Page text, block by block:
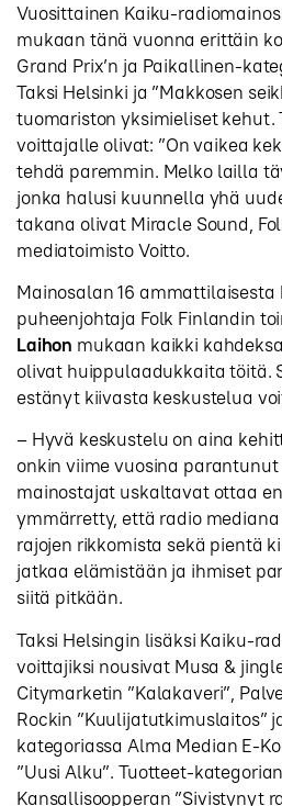
Vuosittainen Kaiku-
mukaan tänä vuonna erittäin
Grand Prix’n ja Paikallinen-
Taksi Helsinki ja ”Makkosen
tuomariston yksimieliset kehut.
voittajalle olivat: ”On vaikea
tehdä paremmin. Melko lailla
jonka halusi kuunnella yhä
takana olivat Miracle Sound,
mediatoimisto Voitto.
Mainosalan 16
puheenjohtaja Folk Finlandin
Laihon mukaan kaikki
olivat huippulaadukkaita töitä.
estänyt kiivasta keskustelua
– Hyvä keskustelu on aina
onkin viime vuosina parantunut
mainostajat uskaltavat ottaa
ymmärretty, että radio
rajojen rikkomista sekä pientä
jatkaa elämistään ja ihmiset
siitä pitkään.
Taksi Helsingin lisäksi Kaiku-
voittajiksi nousivat Musa &
Citymarketin ”Kalakaveri”,
Rockin ”Kuulijatutkimuslaitos”
kategoriassa Alma Median E-
”Uusi Alku”. Tuotteet-
Kansallisoopperan ”Sivistynyt